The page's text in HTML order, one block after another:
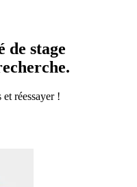
de stage
réessayer !